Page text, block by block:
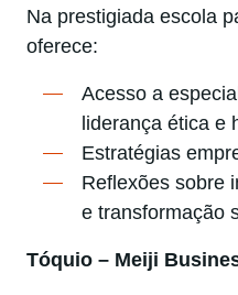
Na prestigiada escola
oferece:
Acesso a
liderança ética e
Estratégias
Reflexões sobre
e transformação
Tóquio – Meiji